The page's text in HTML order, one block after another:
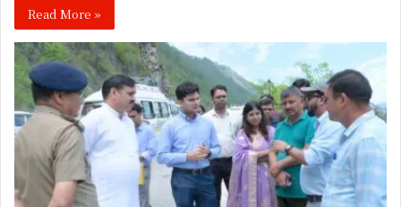
Read More »